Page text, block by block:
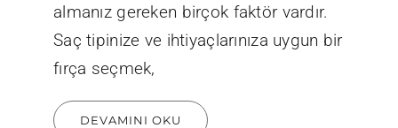
almanız gereken birçok faktör vardır.
Saç tipinize ve ihtiyaçlarınıza uygun bir
fırça seçmek,
DEVAMINI OKU